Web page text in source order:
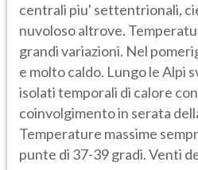
centrali piu' settentrionali,
nuvoloso altrove.
grandi variazioni. Nel
e molto caldo. Lungo le Alpi
isolati temporali di calore
coinvolgimento in serata
Temperature massime
punte di 37-39 gradi. Venti